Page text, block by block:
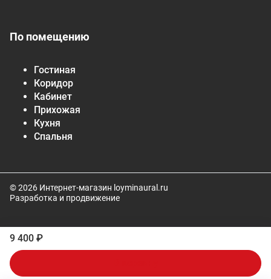
9 400 ₽
По помещению
Гостиная
Коридор
Кабинет
Прихожая
Кухня
Спальня
© 2026 Интернет-магазин loyminaural.ru
Разработка и продвижение